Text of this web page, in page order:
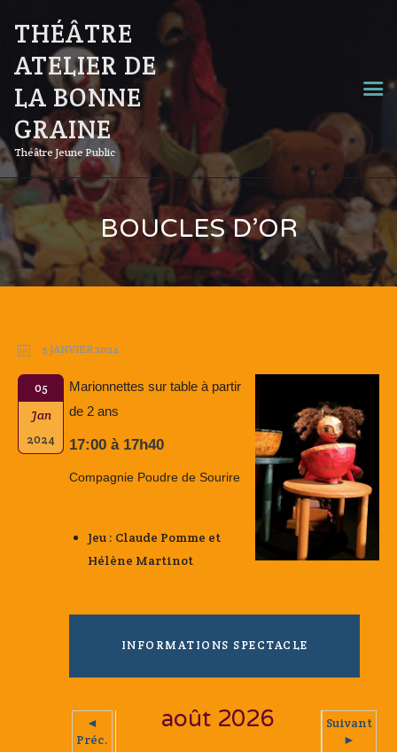
THÉÂTRE
ATELIER DE
LA BONNE
GRAINE
Théâtre Jeune Public
BOUCLES D’OR
5 JANVIER 2024
05
Jan
2024
Marionnettes sur table à partir
de 2 ans
17:00 à 17h40
Compagnie Poudre de Sourire
Jeu : Claude Pomme et
Hélène Martinot
INFORMATIONS SPECTACLE
◄
Préc.
août 2026
Suivant
►